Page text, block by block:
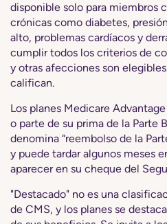
disponible solo para miembros
crónicas como diabetes,
alto, problemas cardíacos y
cumplir todos los criterios de
y otras afecciones son
califican.
Los planes Medicare
o parte de su prima de la Parte
denomina “reembolso de la
y puede tardar algunos meses
aparecer en su cheque del
"Destacado" no es una
de CMS, y los planes se